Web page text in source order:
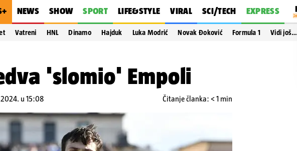
NEWS SHOW SPORT LIFE&STYLE VIRAL SCI/TECH EXPRESS
Vatreni HNL Dinamo Hajduk Luka Modrić Novak Đoković Formula 1 Vidi još…
'slomio' Empoli
u 15:08 Čitanje članka: < 1 min